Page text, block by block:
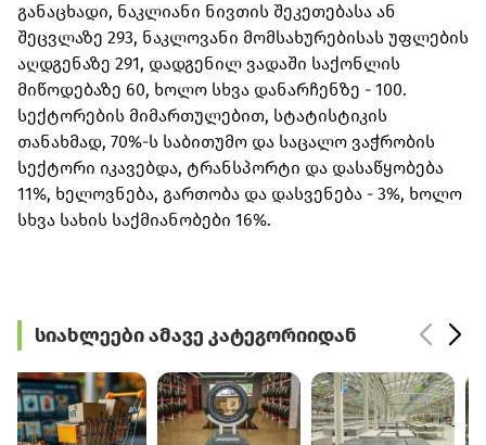
განაცხადი, ნაკლიანი ნივთის შეკეთებასა ან
შეცვლაზე 293, ნაკლოვანი მომსახურებისას უფლების
აღდგენაზე 291, დადგენილ ვადაში საქონლის
მიწოდებაზე 60, ხოლო სხვა დანარჩენზე - 100.
სექტორების მიმართულებით, სტატისტიკის
თანახმად, 70%-ს საბითუმო და საცალო ვაჭრობის
სექტორი იკავებდა, ტრანსპორტი და დასაწყობება
11%, ხელოვნება, გართობა და დასვენება - 3%, ხოლო
სხვა სახის საქმიანობები 16%.
სიახლეები ამავე კატეგორიიდან